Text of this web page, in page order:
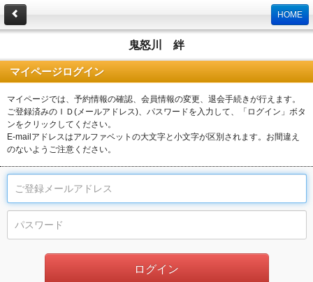
HOME
鬼怒川 絆
マイページログイン
マイページでは、予約情報の確認、会員情報の変更、退会手続きが行えます。
ご登録済みのＩＤ(メールアドレス)、パスワードを入力して、「ログイン」ボタ
ンをクリックしてください。
E-mailアドレスはアルファベットの大文字と小文字が区別されます。お間違え
のないようご注意ください。